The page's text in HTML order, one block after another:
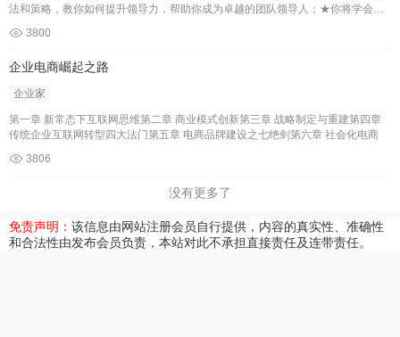
法和策略，教你如何提升领导力，帮助你成为卓越的团队领导人；★你将学会如
★你将学会如何找出自己人生的卓越领域，学会设定目标的方法和达成目标的方
学会运用吸引力法则等潜意识的力量来帮助你获得宇宙
3800
企业电商崛起之路
企业家
第一章 新常态下互联网思维第二章 商业模式创新第三章 战略制定与重建第四章
传统企业互联网转型四大法门第五章 电商品牌建设之七绝剑第六章 社会化电商
3806
没有更多了
免责声明： 该信息由网站注册会员自行提供，内容的真实性、准确性
和合法性由发布会员负责，本站对此不承担直接责任及连带责任。